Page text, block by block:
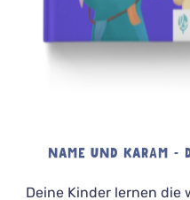
NAME UND KARAM -
Deine Kinder lernen die